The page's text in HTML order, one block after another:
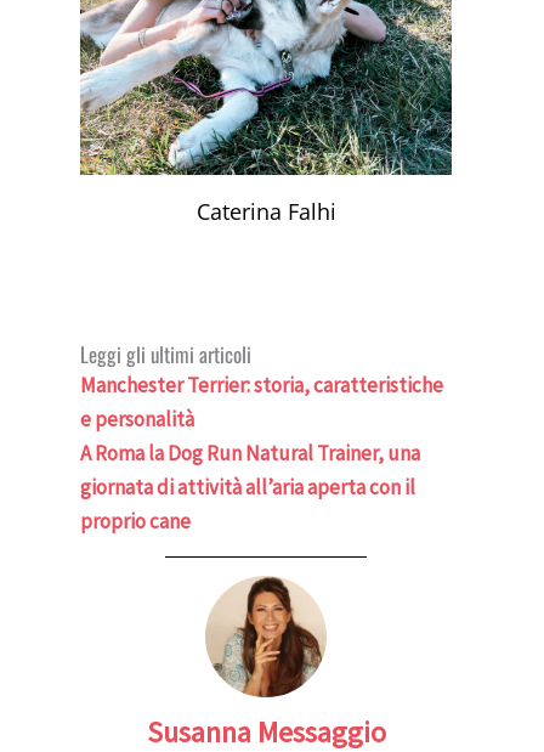
Caterina Falhi
Leggi gli ultimi articoli
Manchester Terrier: storia, caratteristiche
e personalità
A Roma la Dog Run Natural Trainer, una
giornata di attività all’aria aperta con il
proprio cane
Susanna Messaggio